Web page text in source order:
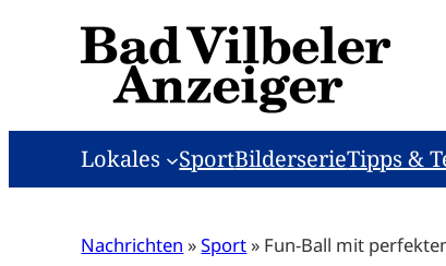
Lokales SportBilderserieTipps &
Nachrichten »Sport» Fun-Ball mit